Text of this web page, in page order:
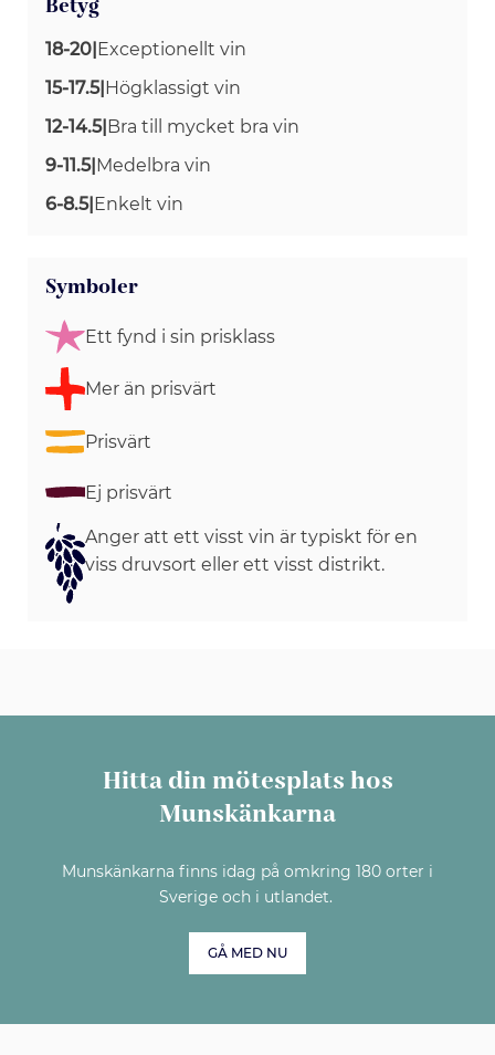
Betyg
18-20 Exceptionellt vin
15-17.5| Högklassigt vin
12-14.5| Bra till mycket bra vin
9-11.5| Medelbra vin
6-8.5| Enkelt vin
Symboler
Ett fynd i sin prisklass
Mer än prisvärt
Prisvärt
Ej prisvärt
Anger att ett visst vin är typiskt för en
viss druvsort eller ett visst distrikt.
Hitta din mötesplats hos
Munskänkarna
Munskänkarna finns idag på omkring 180 orter i
Sverige och i utlandet.
GÅ MED NU